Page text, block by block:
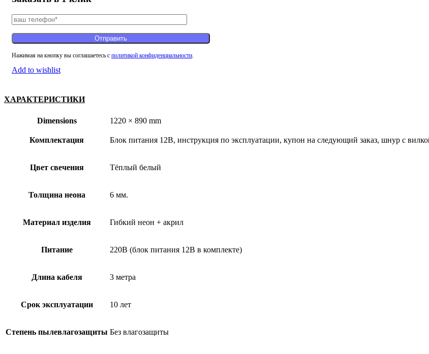
Нажимая на кнопку вы соглашаетесь с политикой конфиденциальности
Add to wishlist
ХАРАКТЕРИСТИКИ
Dimensions 1220 × 890 mm
Комплектация Блок питания 12В, инструкция по эксплуатации, купон на следующий заказ, шнур с
Цвет свечения Тёплый белый
Толщина неона 6 мм.
Материал изделия Гибкий неон + акрил
Питание 220В (блок питания 12В в комплекте)
Длина кабеля 3 метра
Срок эксплуатации 10 лет
Степень пылевлагозащиты Без влагозащиты